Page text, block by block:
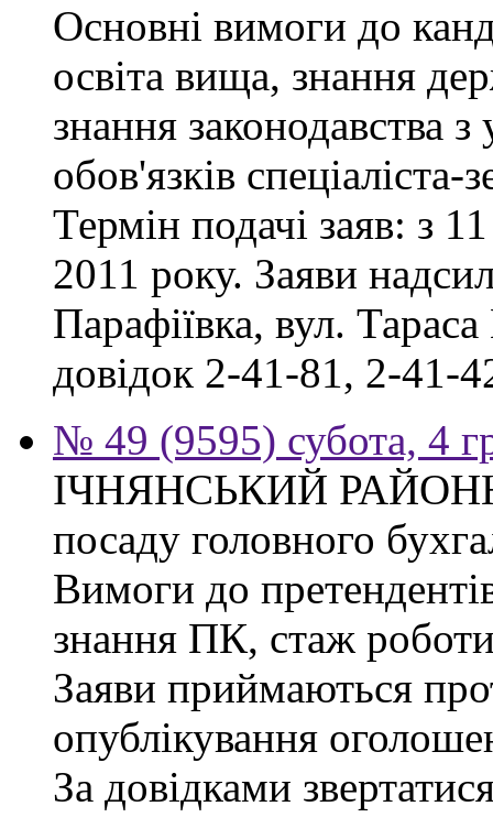
Основні вимоги до
освіта вища, знання
знання законодавства
обов'язків
Термін подачі заяв: з
2011 року. Заяви
Парафіївка, вул.
довідок 2-41-81, 2-41-
№ 49 (9595) субота, 4
ІЧНЯНСЬКИЙ
посаду головного
Вимоги до
знання ПК, стаж
Заяви приймаються
опублікування
За довідками